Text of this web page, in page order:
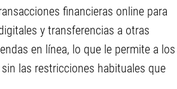
financieras online para
y transferencias a otras
en línea, lo que le permite a los
las restricciones habituales que